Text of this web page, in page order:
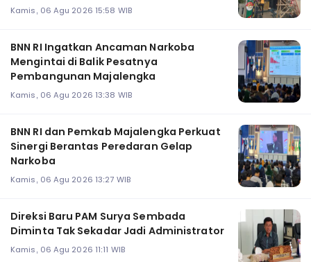
Kamis, 06 Agu 2026 15:58 WIB
BNN RI Ingatkan Ancaman Narkoba
Mengintai di Balik Pesatnya
Pembangunan Majalengka
Kamis, 06 Agu 2026 13:38 WIB
BNN RI dan Pemkab Majalengka Perkuat
Sinergi Berantas Peredaran Gelap
Narkoba
Kamis, 06 Agu 2026 13:27 WIB
Direksi Baru PAM Surya Sembada
Diminta Tak Sekadar Jadi Administrator
Kamis, 06 Agu 2026 11:11 WIB